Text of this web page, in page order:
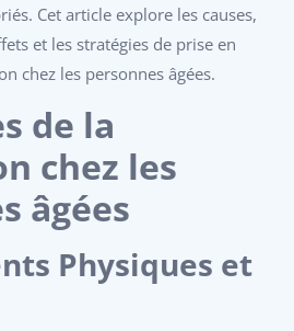
Cet article explore les causes,
et les stratégies de prise en
chez les personnes âgées.
de la
chez les
âgées
Physiques et